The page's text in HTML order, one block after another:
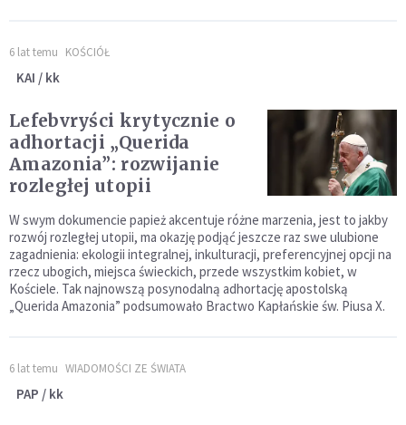
6 lat temu KOŚCIÓŁ
KAI / kk
Lefebvryści krytycznie o
adhortacji „Querida
Amazonia”: rozwijanie
rozległej utopii
W swym dokumencie papież akcentuje różne marzenia, jest to jakby
rozwój rozległej utopii, ma okazję podjąć jeszcze raz swe ulubione
zagadnienia: ekologii integralnej, inkulturacji, preferencyjnej opcji na
rzecz ubogich, miejsca świeckich, przede wszystkim kobiet, w
Kościele. Tak najnowszą posynodalną adhortację apostolską
„Querida Amazonia” podsumowało Bractwo Kapłańskie św. Piusa X.
6 lat temu WIADOMOŚCI ZE ŚWIATA
PAP / kk